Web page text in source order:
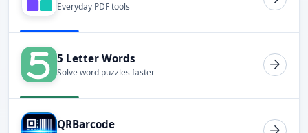
Everyday PDF tools
5 Letter Words
Solve word puzzles faster
QRBarcode